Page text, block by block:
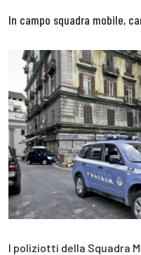
In campo squadra mobile,
I poliziotti della Squadra